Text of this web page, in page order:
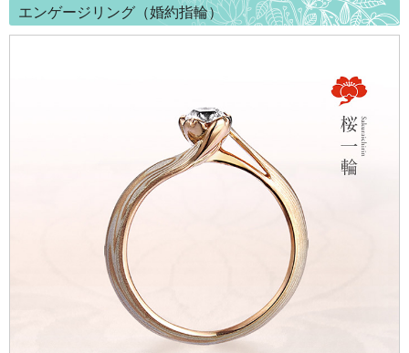
エンゲージリング（婚約指輪）